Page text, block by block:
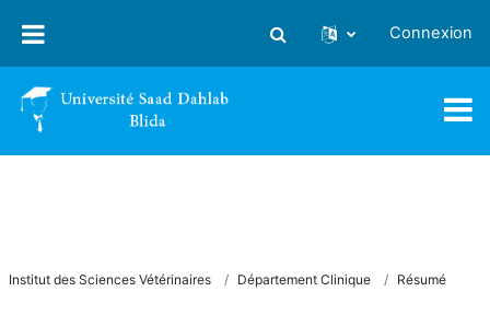
Activer/désactiver la saisie
Connexion
Institut des Sciences Vétérinaires Département Clinique Résumé